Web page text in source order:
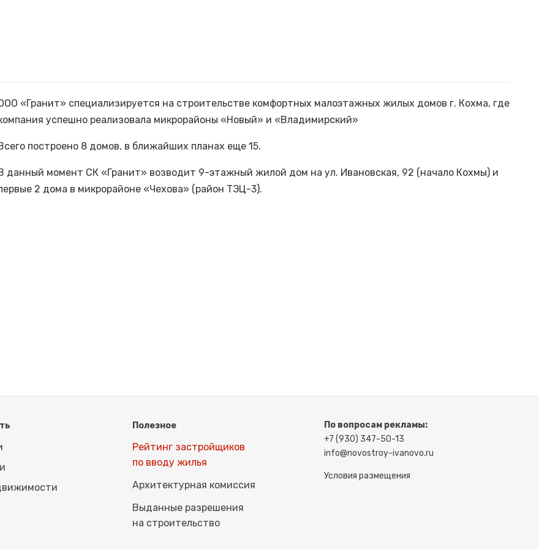
«Гранит» специализируется на строительстве комфортных малоэтажных жилых домов г. Кохма, где
успешно реализовала микрорайоны «Новый» и «Владимирский»
построено 8 домов, в ближайших планах еще 15.
данный момент СК «Гранит» возводит 9-этажный жилой дом на ул. Ивановская, 92 (начало Кохмы) и
2 дома в микрорайоне «Чехова» (район ТЭЦ-3).
Полезное
Рейтинг застройщиков
по вводу жилья
Архитектурная комиссия
Выданные разрешения
на строительство
По вопросам рекламы:
+7 (930) 347-50-13
info@novostroy-ivanovo.ru
Условия размещения